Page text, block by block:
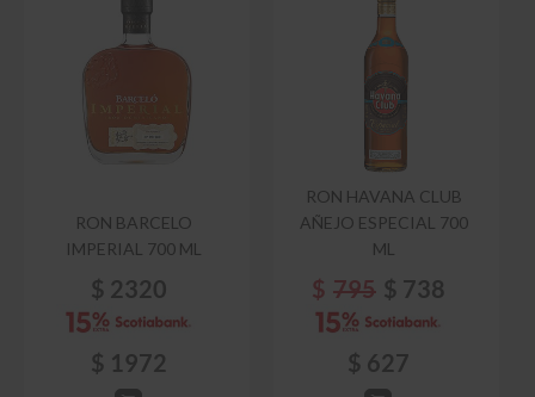
RON BARCELO
IMPERIAL 700 ML
$ 2320
$ 1972
RON HAVANA CLUB
AÑEJO ESPECIAL 700
ML
$ 795 $ 738
$ 627